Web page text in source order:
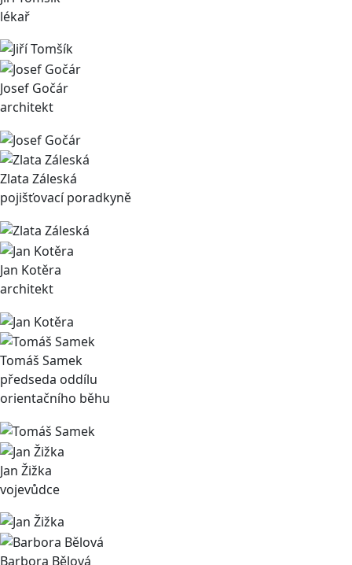
lékař
Josef Gočár
architekt
Zlata Záleská
pojišťovací poradkyně
Jan Kotěra
architekt
Tomáš Samek
předseda oddílu
orientačního běhu
Jan Žižka
vojevůdce
Barbora Bělová